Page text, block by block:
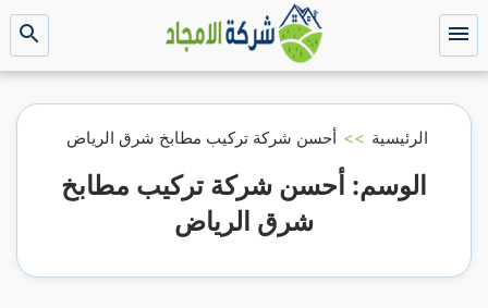
التجاوز
إلى القائمة
بحث
عن
الرئيسية >> أحسن شركة تركيب مطابخ شرق الرياض
الوسم: أحسن شركة تركيب مطابخ
شرق الرياض